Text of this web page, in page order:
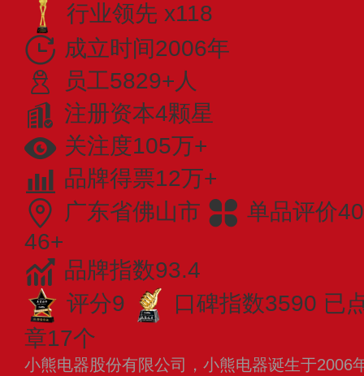
行业领先 x118
成立时间2006年
员工5829+人
注册资本4颗星
关注度105万+
品牌得票12万+
广东省佛山市
单品评价
46+
品牌指数93.4
评分9
口碑指数3590 已
章17个
小熊电器股份有限公司，小熊电器诞生于2006